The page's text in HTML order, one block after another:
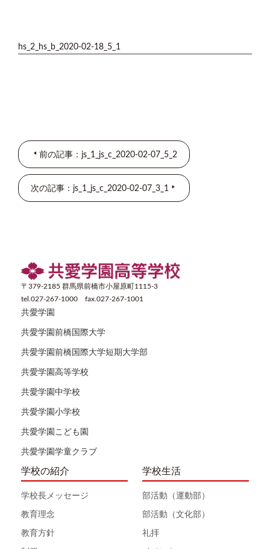
hs_2_hs_b_2020-02-18_5_1
前の記事：js_1_js_c_2020-02-07_5_2
次の記事：js_1_js_c_2020-02-07_3_1
〒379-2185 群馬県前橋市小屋原町1115-3
tel.027-267-1000 fax.027-267-1001
共愛学園
共愛学園前橋国際大学
共愛学園前橋国際大学短期大学部
共愛学園高等学校
共愛学園中学校
共愛学園小学校
共愛学園こども園
共愛学園学童クラブ
学校の紹介
学校長メッセージ
教育理念
教育方針
学校生活
部活動（運動部）
部活動（文化部）
礼拝